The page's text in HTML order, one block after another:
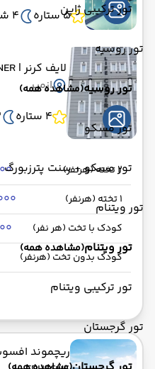
تور ترکیبی ژاپن
تور روسیه
تور روسیه(مشاهده همه)
تور مسکو
تور مسکو + سنت پترزبورگ
تور ویتنام
تور ویتنام(مشاهده همه)
تور ترکیبی ویتنام
تور گرجستان
5 ستاره
4 شب
لایف کرنر| LIFE CORNER
ازمیر
4 ستاره
2 تخته (هرنفر)
1 تخته (هرنفر)
کودک با تخت (هر نفر)
کودک بدون تخت (هرنفر)
ریچموند